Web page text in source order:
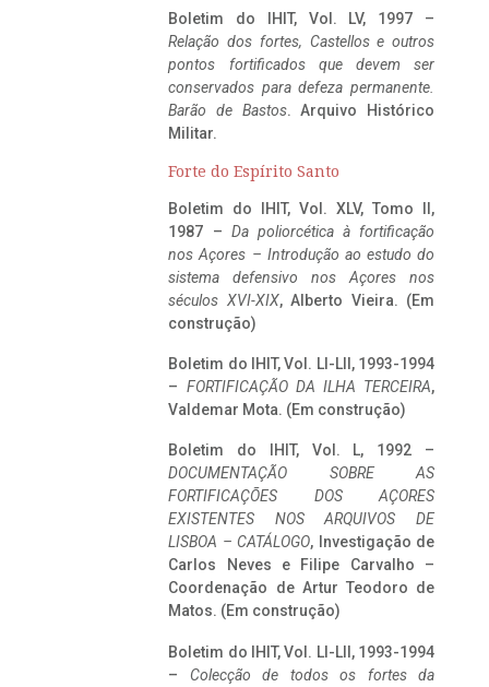
Boletim do IHIT, Vol. LV, 1997 –
Relação dos fortes, Castellos e outros
pontos fortificados que devem ser
conservados para defeza permanente.
Barão de Bastos. Arquivo Histórico
Militar.
Forte do Espírito Santo
Boletim do IHIT, Vol. XLV, Tomo II,
1987 – Da poliorcética à fortificação
nos Açores – Introdução ao estudo do
sistema defensivo nos Açores nos
séculos XVI-XIX, Alberto Vieira. (Em
construção)
Boletim do IHIT, Vol. LI-LII, 1993-1994
– FORTIFICAÇÃO DA ILHA TERCEIRA,
Valdemar Mota. (Em construção)
Boletim do IHIT, Vol. L, 1992 –
DOCUMENTAÇÃO SOBRE AS
FORTIFICAÇÕES DOS AÇORES
EXISTENTES NOS ARQUIVOS DE
LISBOA – CATÁLOGO, Investigação de
Carlos Neves e Filipe Carvalho –
Coordenação de Artur Teodoro de
Matos. (Em construção)
Boletim do IHIT, Vol. LI-LII, 1993-1994
– Colecção de todos os fortes da